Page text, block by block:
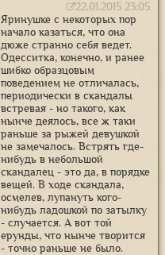
22.01.2015 23:05
Яринушке с некоторых пор
начало казаться, что она
дюже странно себя ведет.
Одесситка, конечно, и ранее
шибко образцовым
поведением не отличалась,
периодически в скандалы
встревая - но такого, как
нынче деялось, все ж таки
раньше за рыжей девушкой
не замечалось. Встрять где-
нибудь в небольшой
скандалец - это да, в порядке
вещей. В ходе скандала,
осмелев, лупануть кого-
нибудь ладошкой по затылку
- случается. А вот той
ерунды, что нынче творится
- точно раньше не было.